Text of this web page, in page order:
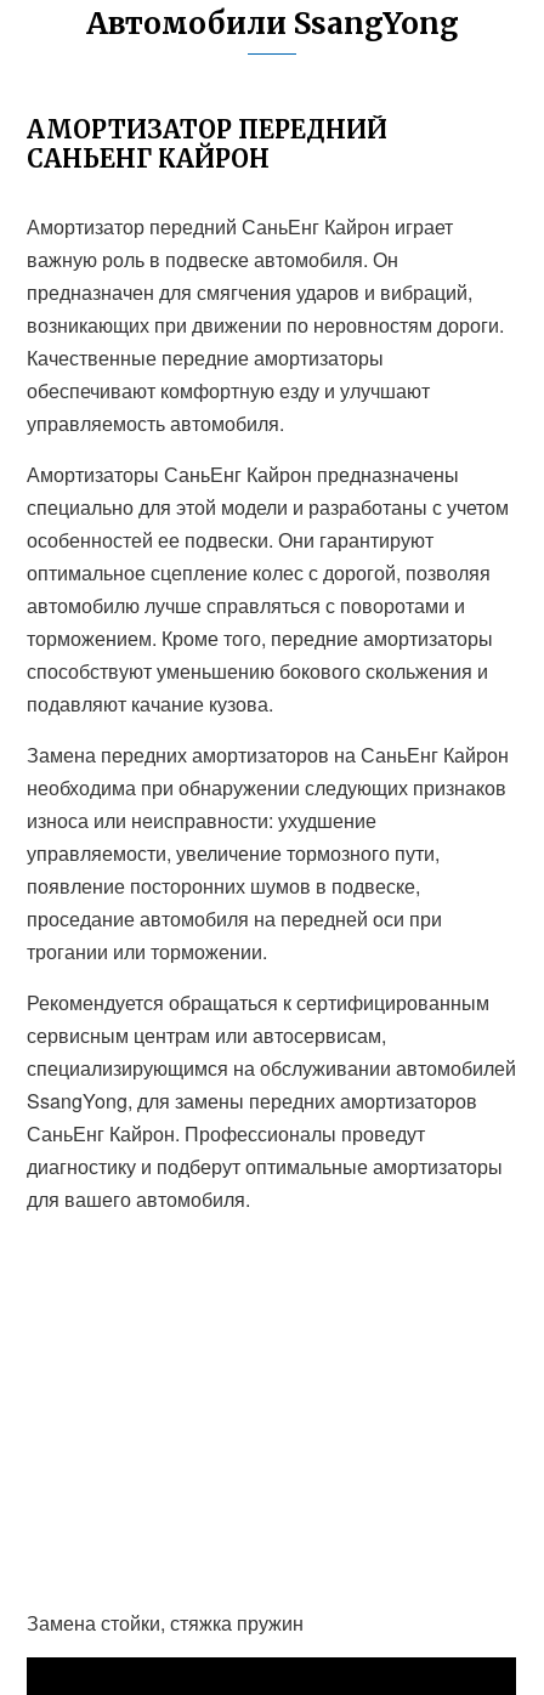
Автомобили SsangYong
АМОРТИЗАТОР ПЕРЕДНИЙ
САНЬЕНГ КАЙРОН
Амортизатор передний СаньЕнг Кайрон играет
важную роль в подвеске автомобиля. Он
предназначен для смягчения ударов и вибраций,
возникающих при движении по неровностям дороги.
Качественные передние амортизаторы
обеспечивают комфортную езду и улучшают
управляемость автомобиля.
Амортизаторы СаньЕнг Кайрон предназначены
специально для этой модели и разработаны с учетом
особенностей ее подвески. Они гарантируют
оптимальное сцепление колес с дорогой, позволяя
автомобилю лучше справляться с поворотами и
торможением. Кроме того, передние амортизаторы
способствуют уменьшению бокового скольжения и
подавляют качание кузова.
Замена передних амортизаторов на СаньЕнг Кайрон
необходима при обнаружении следующих признаков
износа или неисправности: ухудшение
управляемости, увеличение тормозного пути,
появление посторонних шумов в подвеске,
проседание автомобиля на передней оси при
трогании или торможении.
Рекомендуется обращаться к сертифицированным
сервисным центрам или автосервисам,
специализирующимся на обслуживании автомобилей
SsangYong, для замены передних амортизаторов
СаньЕнг Кайрон. Профессионалы проведут
диагностику и подберут оптимальные амортизаторы
для вашего автомобиля.
Замена стойки, стяжка пружин